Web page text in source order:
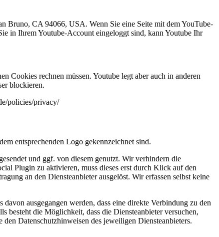
Bruno, CA 94066, USA. Wenn Sie eine Seite mit dem YouTube-
in Ihrem Youtube-Account eingeloggt sind, kann Youtube Ihr
Cookies rechnen müssen. Youtube legt aber auch in anderen
blockieren.
policies/privacy/
entsprechenden Logo gekennzeichnet sind.
und ggf. von diesem genutzt. Wir verhindern die
Plugin zu aktivieren, muss dieses erst durch Klick auf den
an den Diensteanbieter ausgelöst. Wir erfassen selbst keine
ausgegangen werden, dass eine direkte Verbindung zu den
besteht die Möglichkeit, dass die Diensteanbieter versuchen,
Datenschutzhinweisen des jeweiligen Diensteanbieters.